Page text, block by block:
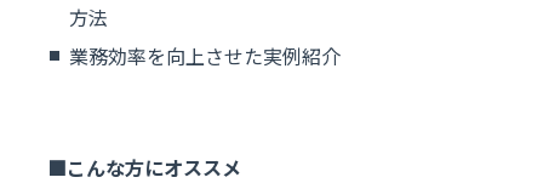
方法
業務効率を向上させた実例紹介
こんな方にオススメ